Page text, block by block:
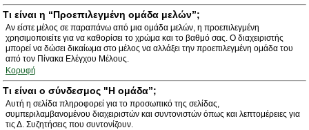
Τι είναι η “Προεπιλεγμένη ομάδα μελών”;
Αν είστε μέλος σε παραπάνω από μια ομάδα μελών, η προεπιλεγμένη
χρησιμοποιείτε για να καθορίσει το χρώμα και το βαθμό σας. Ο διαχειριστής
μπορεί να δώσει δικαίωμα στο μέλος να αλλάξει την προεπιλεγμένη ομάδα του
από τον Πίνακα Ελέγχου Μέλους.
Κορυφή
Τι είναι ο σύνδεσμος "Η ομάδα”;
Αυτή η σελίδα πληροφορεί για το προσωπικό της σελίδας,
συμπεριλαμβανομένου διαχειριστών και συντονιστών όπως και λεπτομέρειες για
τις Δ. Συζητήσεις που συντονίζουν.